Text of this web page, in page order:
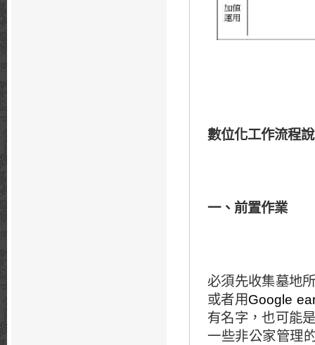
數位化工作流程
一、前置作業
必須先收集墓地
或者用Google
有名字，也可能
一些非公家管理